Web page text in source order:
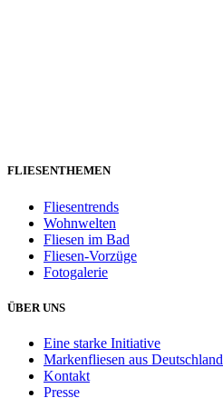
FLIESENTHEMEN
Fliesentrends
Wohnwelten
Fliesen im Bad
Fliesen-Vorzüge
Fotogalerie
ÜBER UNS
Eine starke Initiative
Markenfliesen aus Deutschland
Kontakt
Presse